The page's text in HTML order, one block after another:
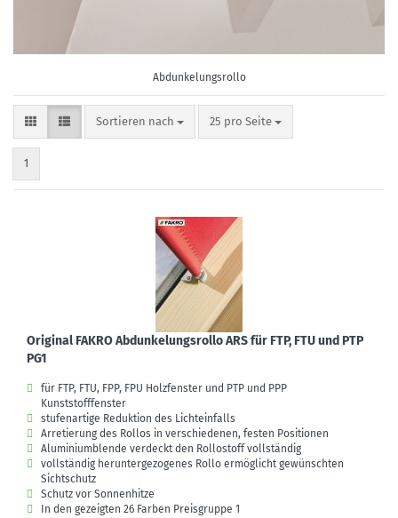
Abdunkelungsrollo
Sortieren nach
Sortieren nach 25 pro Seite
pro Seite
1
Original FAKRO Abdunkelungsrollo ARS für FTP, FTU und PTP
PG1
für FTP, FTU, FPP, FPU Holzfenster und PTP und PPP
Kunststofffenster
stufenartige Reduktion des Lichteinfalls
Arretierung des Rollos in verschiedenen, festen Positionen
Aluminiumblende verdeckt den Rollostoff vollständig
vollständig heruntergezogenes Rollo ermöglicht gewünschten
Sichtschutz
Schutz vor Sonnenhitze
In den gezeigten 26 Farben Preisgruppe 1